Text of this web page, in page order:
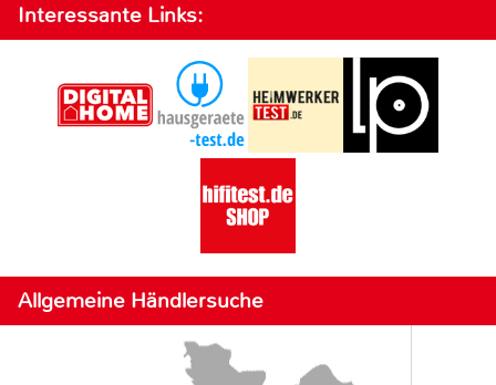
Interessante Links:
Allgemeine Händlersuche